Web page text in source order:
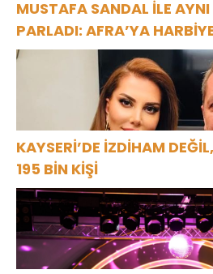
MUSTAFA SANDAL İLE AYNI
PARLADI: AFRA’YA
KAYSERİ’DE İZDİHAM
195 BİN KİŞİ